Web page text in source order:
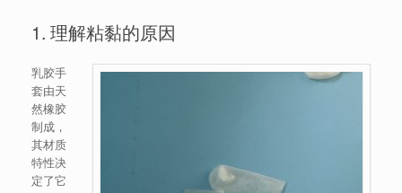
1. 理解粘黏的原因
乳胶手
套由天
然橡胶
制成，
其材质
特性决
定了它